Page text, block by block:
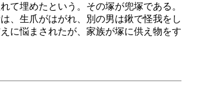
て埋めたという。その塚が兜塚である。
、生爪がはがれ、別の男は鍬で怪我をし
に悩まされたが、家族が塚に供え物をす